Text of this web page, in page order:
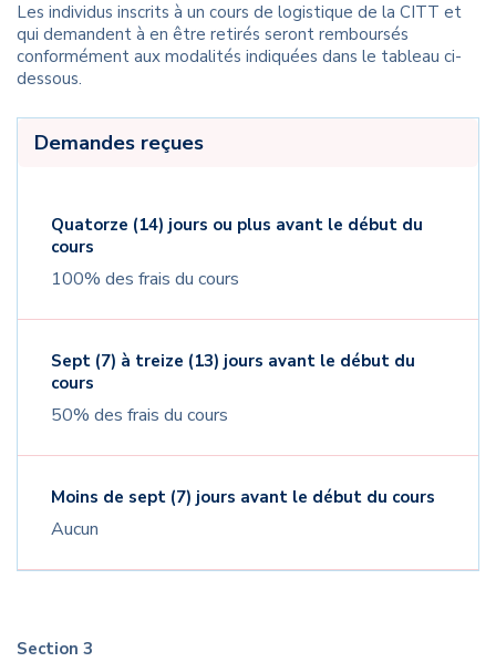
Les individus inscrits à un cours de logistique de la CITT et
qui demandent à en être retirés seront remboursés
conformément aux modalités indiquées dans le tableau ci-
dessous.
Demandes reçues
Quatorze (14) jours ou plus avant le début du
cours
100% des frais du cours
Sept (7) à treize (13) jours avant le début du
cours
50% des frais du cours
Moins de sept (7) jours avant le début du cours
Aucun
Section 3